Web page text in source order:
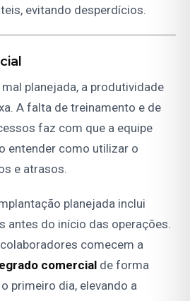
evitando desperdícios.
planejada, a produtividade
A falta de treinamento e de
faz com que a equipe
entender como utilizar o
e atrasos.
planejada inclui
antes do início das operações.
comecem a
comercial de forma
primeiro dia, elevando a